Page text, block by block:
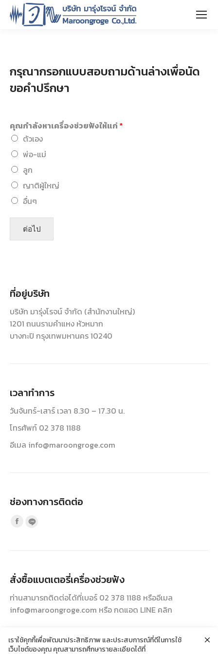
กรุณากรอกแบบสอบถามด้านล่างเพื่อนัด
ขอคำปรึกษา
คุณกำลังหาเครื่องช่วยฟังให้แก่ *
ตัวเอง
พ่อ-แม่
ลูก
ญาติผู้ใหญ่
อื่นๆ
ต่อไป
ที่อยู่บริษัท
บริษัท มารุ่งโรจน์ จำกัด (สำนักงานใหญ่)
1201 ถนนรามคำแหง หัวหมาก
บางกะปิ กรุงเทพมหานคร 10240
เวลาทำการ
วันจันทร์-เสาร์ เวลา 8.30 – 17.30 น.
โทรศัพท์ 02 378 1188
อีเมล info@maroongroge.com
ช่องทางการติดต่อ
Find us on:
Facebook
new
Line
new
สั่งซื้อแบตเตอรี่เครื่องช่วยฟัง
ท่านสามารถติดต่อได้ที่เบอร์ 02 378 1188 หรืออีเมล
info@maroongroge.com หรือ กดแอด LINE คลิก
เราใช้คุกกี้เพื่อพัฒนาประสิทธิภาพ และประสบการณ์ที่ดีในการใช้
เว็บไซต์ของคุณ คุณสามารถศึกษารายละเอียดได้ที่